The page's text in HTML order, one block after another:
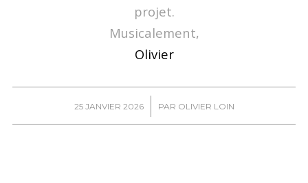
projet.
Musicalement,
Olivier
25 JANVIER 2026
/ PAR OLIVIER LOIN